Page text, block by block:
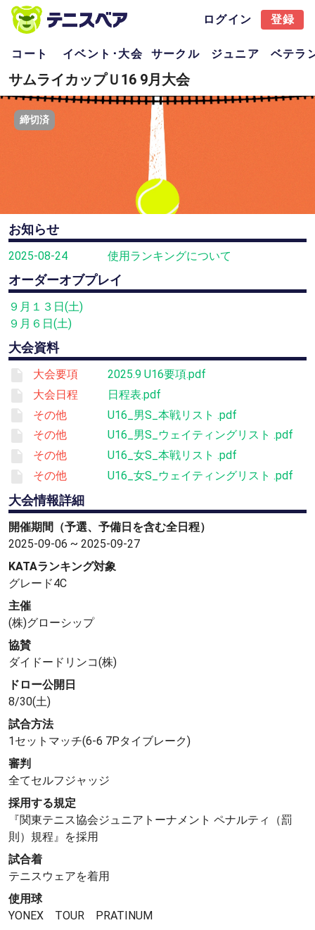
ログイン 登録
コート イベント･大会 サークル ジュニア ベテラ
サムライカップＵ16 9月大会
締切済
お知らせ
2025-08-24 使用ランキングについて
オーダーオブプレイ
９月１３日(土)
９月６日(土)
大会資料
大会要項
2025.9 U16要項.pdf
大会日程
日程表.pdf
その他
U16_男S_本戦リスト .pdf
その他
U16_男S_ウェイティングリスト .pdf
その他
U16_女S_本戦リスト .pdf
その他
U16_女S_ウェイティングリスト .pdf
大会情報詳細
開催期間（予選、予備日を含む全日程）
2025-09-06 ~ 2025-09-27
KATAランキング対象
グレード4C
主催
(株)グローシップ
協賛
ダイドードリンコ(株)
ドロー公開日
8/30(土)
試合方法
1セットマッチ(6-6 7Pタイブレーク)
審判
全てセルフジャッジ
採用する規定
『関東テニス協会ジュニアトーナメント ペナルティ（罰
則）規程』を採用
試合着
テニスウェアを着用
使用球
YONEX TOUR PRATINUM